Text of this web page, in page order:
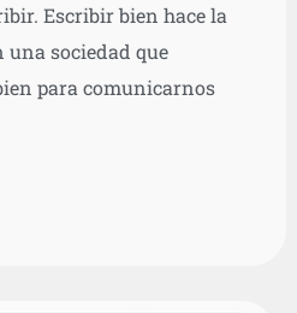
Escribir bien hace la
una sociedad que
para comunicarnos